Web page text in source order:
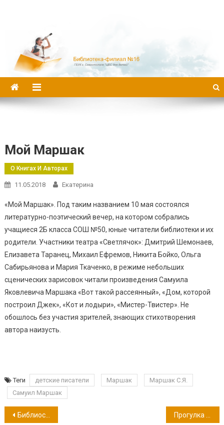
Мой Маршак
О Книгах И Авторах
11.05.2018 Екатерина
«Мой Маршак». Под таким названием 10 мая состоялся
литературно-поэтический вечер, на котором собрались
учащиеся 2Б класса СОШ №50, юные читатели библиотеки и их
родители. Участники театра «Светлячок»: Дмитрий Шемонаев,
Елизавета Таранец, Михаил Ефремов, Никита Бойко, Ольга
Сабирьянова и Мария Ткаченко, в режиме небольших
сценических зарисовок читали произведения Самуила
Яковлевича Маршака «Вот такой рассеянный», «Дом, которой
построил Джек», «Кот и лодыри», «Мистер-Твистер». Не
обошлось без участия зрителей, знающих стихотворения
автора наизусть.
Теги детские писатели Маршак
Маршак С.Я.
Самуил Маршак
Навигация
Библиосумерки 2018